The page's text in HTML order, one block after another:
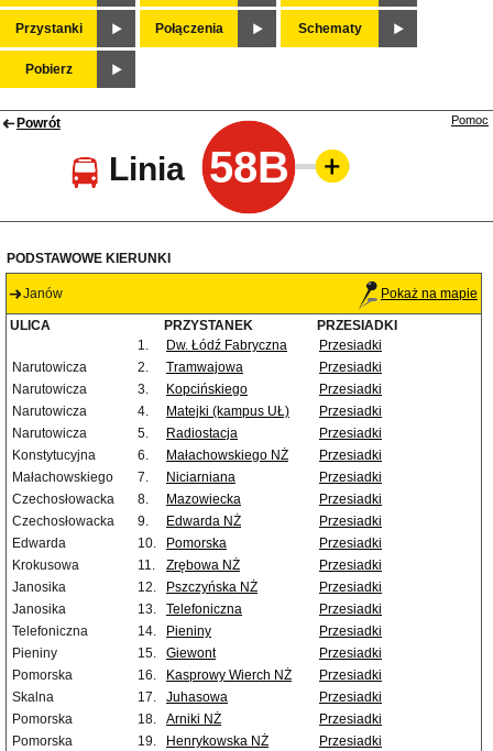
Przystanki Połączenia Schematy
Pobierz
Powrót
Linia 58B
Pomoc
PODSTAWOWE KIERUNKI
Janów Pokaż na mapie
ULICA PRZYSTANEK
PRZESIADKI
1.
Dw. Łódź Fabryczna
Przesiadki
Narutowicza
2. Tramwajowa
Przesiadki
Narutowicza
3. Kopcińskiego
Przesiadki
Narutowicza
4. Matejki (kampus UŁ)
Przesiadki
Narutowicza
5. Radiostacja
Przesiadki
Konstytucyjna
6. Małachowskiego NŻ
Przesiadki
Małachowskiego
7. Niciarniana
Przesiadki
Czechosłowacka
8. Mazowiecka
Przesiadki
Czechosłowacka
9. Edwarda NŻ
Przesiadki
Edwarda
10. Pomorska
Przesiadki
Krokusowa
11. Zrębowa NŻ
Przesiadki
Janosika
12. Pszczyńska NŻ
Przesiadki
Janosika
13. Telefoniczna
Przesiadki
Telefoniczna
14. Pieniny
Przesiadki
Pieniny
15. Giewont
Przesiadki
Pomorska
16. Kasprowy Wierch NŻ
Przesiadki
Skalna
17. Juhasowa
Przesiadki
Pomorska
18. Arniki NŻ
Przesiadki
Pomorska
19. Henrykowska NŻ
Przesiadki